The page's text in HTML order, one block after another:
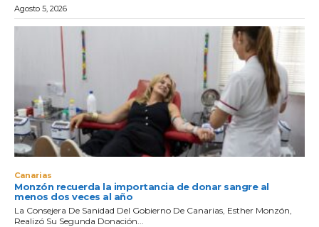
Agosto 5, 2026
Canarias
Monzón recuerda la importancia de donar sangre al
menos dos veces al año
La Consejera De Sanidad Del Gobierno De Canarias, Esther Monzón,
Realizó Su Segunda Donación...